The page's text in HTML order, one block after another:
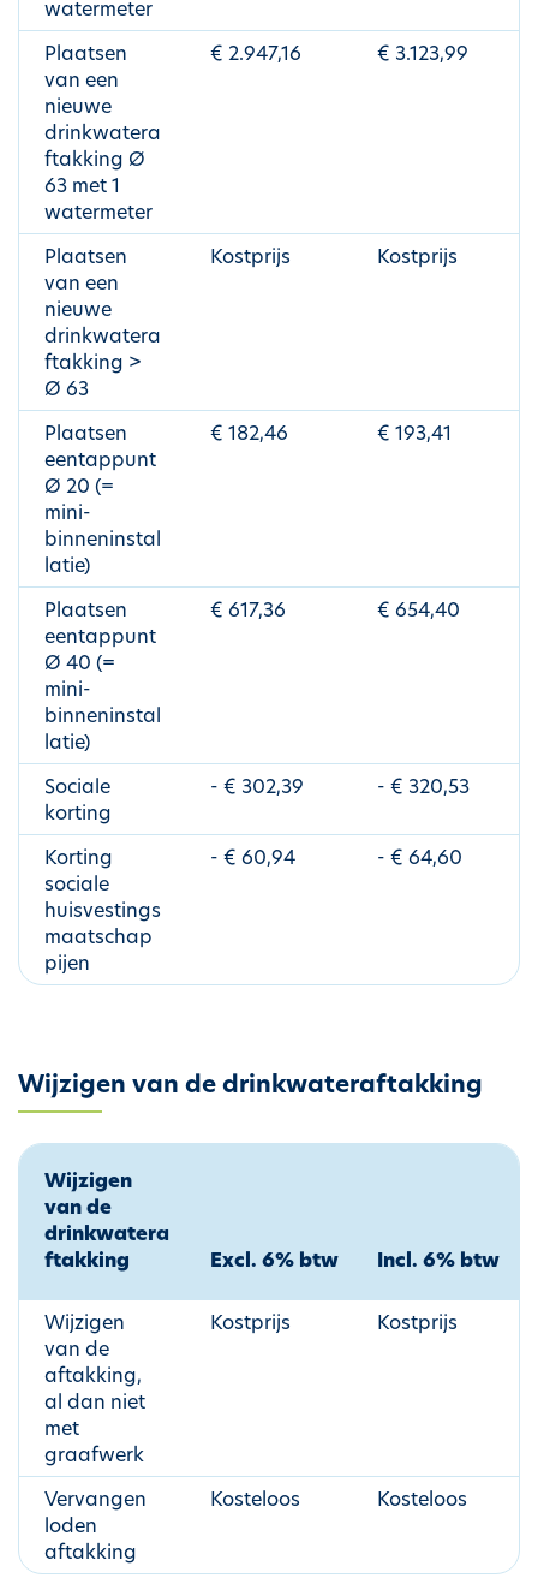
watermeter
Plaatsen
van een
nieuwe
drinkwatera
ftakking Ø
63 met 1
watermeter
€ 2.947,16 € 3.123,99
Plaatsen
van een
nieuwe
drinkwatera
ftakking >
Ø 63
Kostprijs Kostprijs
Plaatsen
eentappunt
Ø 20 (=
mini-
binneninstal
latie)
€ 182,46 € 193,41
Plaatsen
eentappunt
Ø 40 (=
mini-
binneninstal
latie)
€ 617,36 € 654,40
Sociale
korting
- € 302,39 - € 320,53
Korting
sociale
huisvestings
maatschap
pijen
- € 60,94 - € 64,60
Wijzigen van de drinkwateraftakking
Wijzigen
van de
drinkwatera
ftakking
Excl. 6% btw Incl. 6% btw
Wijzigen
van de
aftakking,
al dan niet
met
graafwerk
Kostprijs Kostprijs
Vervangen
loden
aftakking
Kosteloos Kosteloos